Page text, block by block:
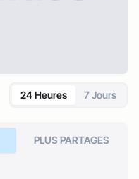
24 Heures 7 Jours
PLUS PARTAGES